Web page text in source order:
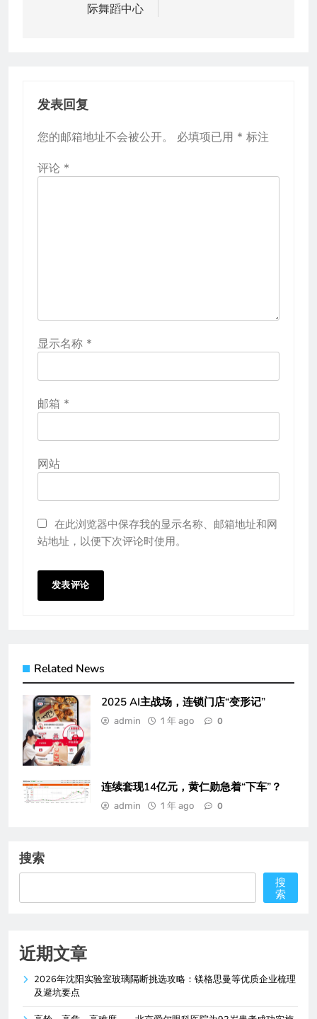
际舞蹈中心
发表回复
您的邮箱地址不会被公开。 必填项已用 * 标注
评论 *
显示名称 *
邮箱 *
网站
在此浏览器中保存我的显示名称、邮箱地址和网
站地址，以便下次评论时使用。
Related News
2025 AI主战场，连锁门店“变形记”
admin 1 年 ago 0
连续套现14亿元，黄仁勋急着“下车”？
admin 1 年 ago 0
搜索
搜
索
近期文章
2026年沈阳实验室玻璃隔断挑选攻略：镁格思曼等优质企业梳理
及避坑要点